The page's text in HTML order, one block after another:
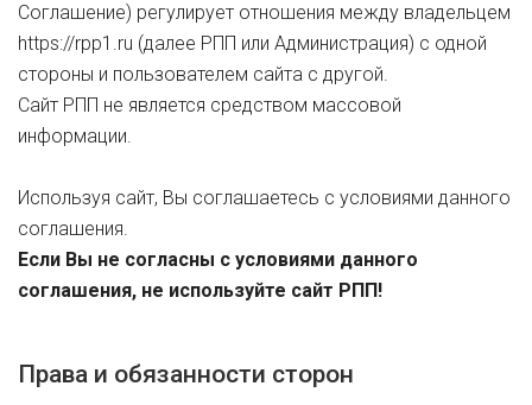
Соглашение) регулирует отношения между владельцем
https://rpp1.ru (далее РПП или Администрация) с одной
стороны и пользователем сайта с другой.
Сайт РПП не является средством массовой
информации.
Используя сайт, Вы соглашаетесь с условиями данного
соглашения.
Если Вы не согласны с условиями данного
соглашения, не используйте сайт РПП!
Права и обязанности сторон